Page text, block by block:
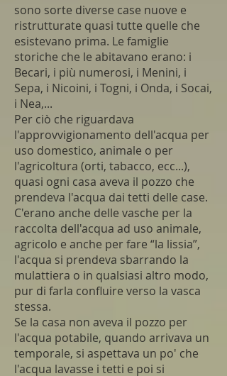
sono sorte diverse case nuove e
ristrutturate quasi tutte quelle che
esistevano prima. Le famiglie
storiche che le abitavano erano: i
Becari, i più numerosi, i Menini, i
Sepa, i Nicoini, i Togni, i Onda, i Socai,
i Nea,...
Per ciò che riguardava
l'approvvigionamento dell'acqua per
uso domestico, animale o per
l'agricoltura (orti, tabacco, ecc...),
quasi ogni casa aveva il pozzo che
prendeva l'acqua dai tetti delle case.
C'erano anche delle vasche per la
raccolta dell'acqua ad uso animale,
agricolo e anche per fare “la lissia”,
l'acqua si prendeva sbarrando la
mulattiera o in qualsiasi altro modo,
pur di farla confluire verso la vasca
stessa.
Se la casa non aveva il pozzo per
l'acqua potabile, quando arrivava un
temporale, si aspettava un po' che
l'acqua lavasse i tetti e poi si